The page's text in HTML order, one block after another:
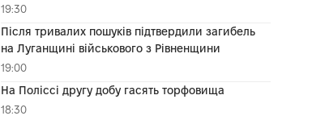
19:30
Після тривалих пошуків підтвердили загибель
на Луганщині військового з Рівненщини
19:00
На Поліссі другу добу гасять торфовища
18:30